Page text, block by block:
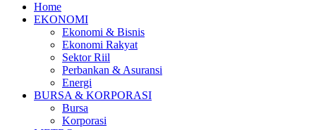
Home
EKONOMI
Ekonomi & Bisnis
Ekonomi Rakyat
Sektor Riil
Perbankan & Asuransi
Energi
BURSA & KORPORASI
Bursa
Korporasi